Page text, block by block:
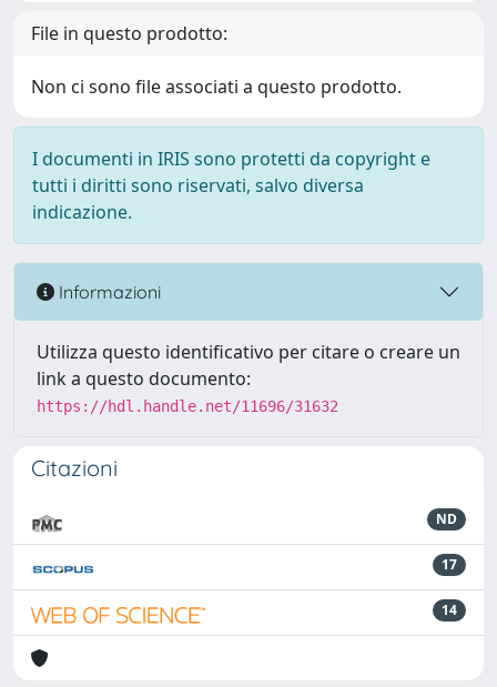
File in questo prodotto:
Non ci sono file associati a questo prodotto.
I documenti in IRIS sono protetti da copyright e
tutti i diritti sono riservati, salvo diversa
indicazione.
Informazioni
Utilizza questo identificativo per citare o creare un
link a questo documento:
https://hdl.handle.net/11696/31632
Citazioni
ND
17
14